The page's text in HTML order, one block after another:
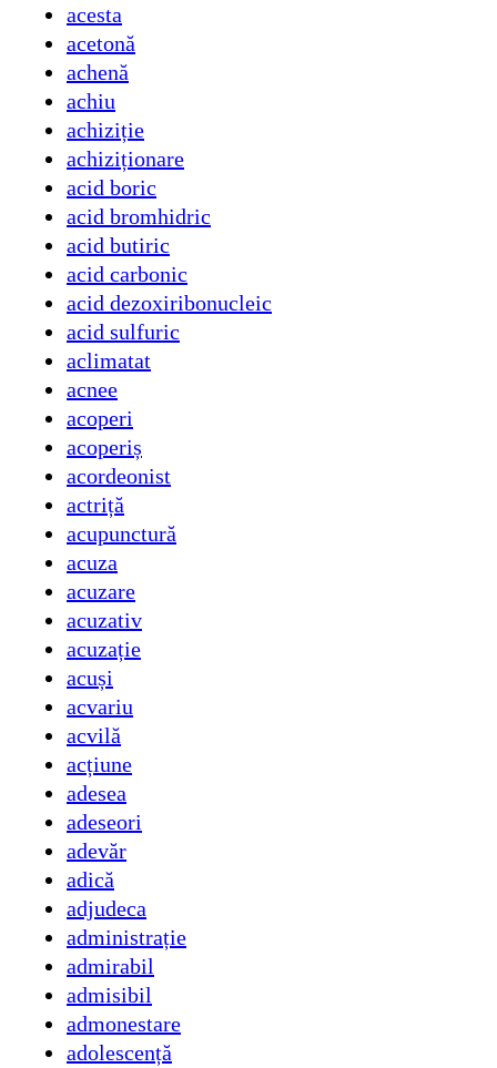
acesta
acetonă
achenă
achiu
achiziție
achiziționare
acid boric
acid bromhidric
acid butiric
acid carbonic
acid dezoxiribonucleic
acid sulfuric
aclimatat
acnee
acoperi
acoperiș
acordeonist
actriță
acupunctură
acuza
acuzare
acuzativ
acuzație
acuși
acvariu
acvilă
acțiune
adesea
adeseori
adevăr
adică
adjudeca
administrație
admirabil
admisibil
admonestare
adolescență